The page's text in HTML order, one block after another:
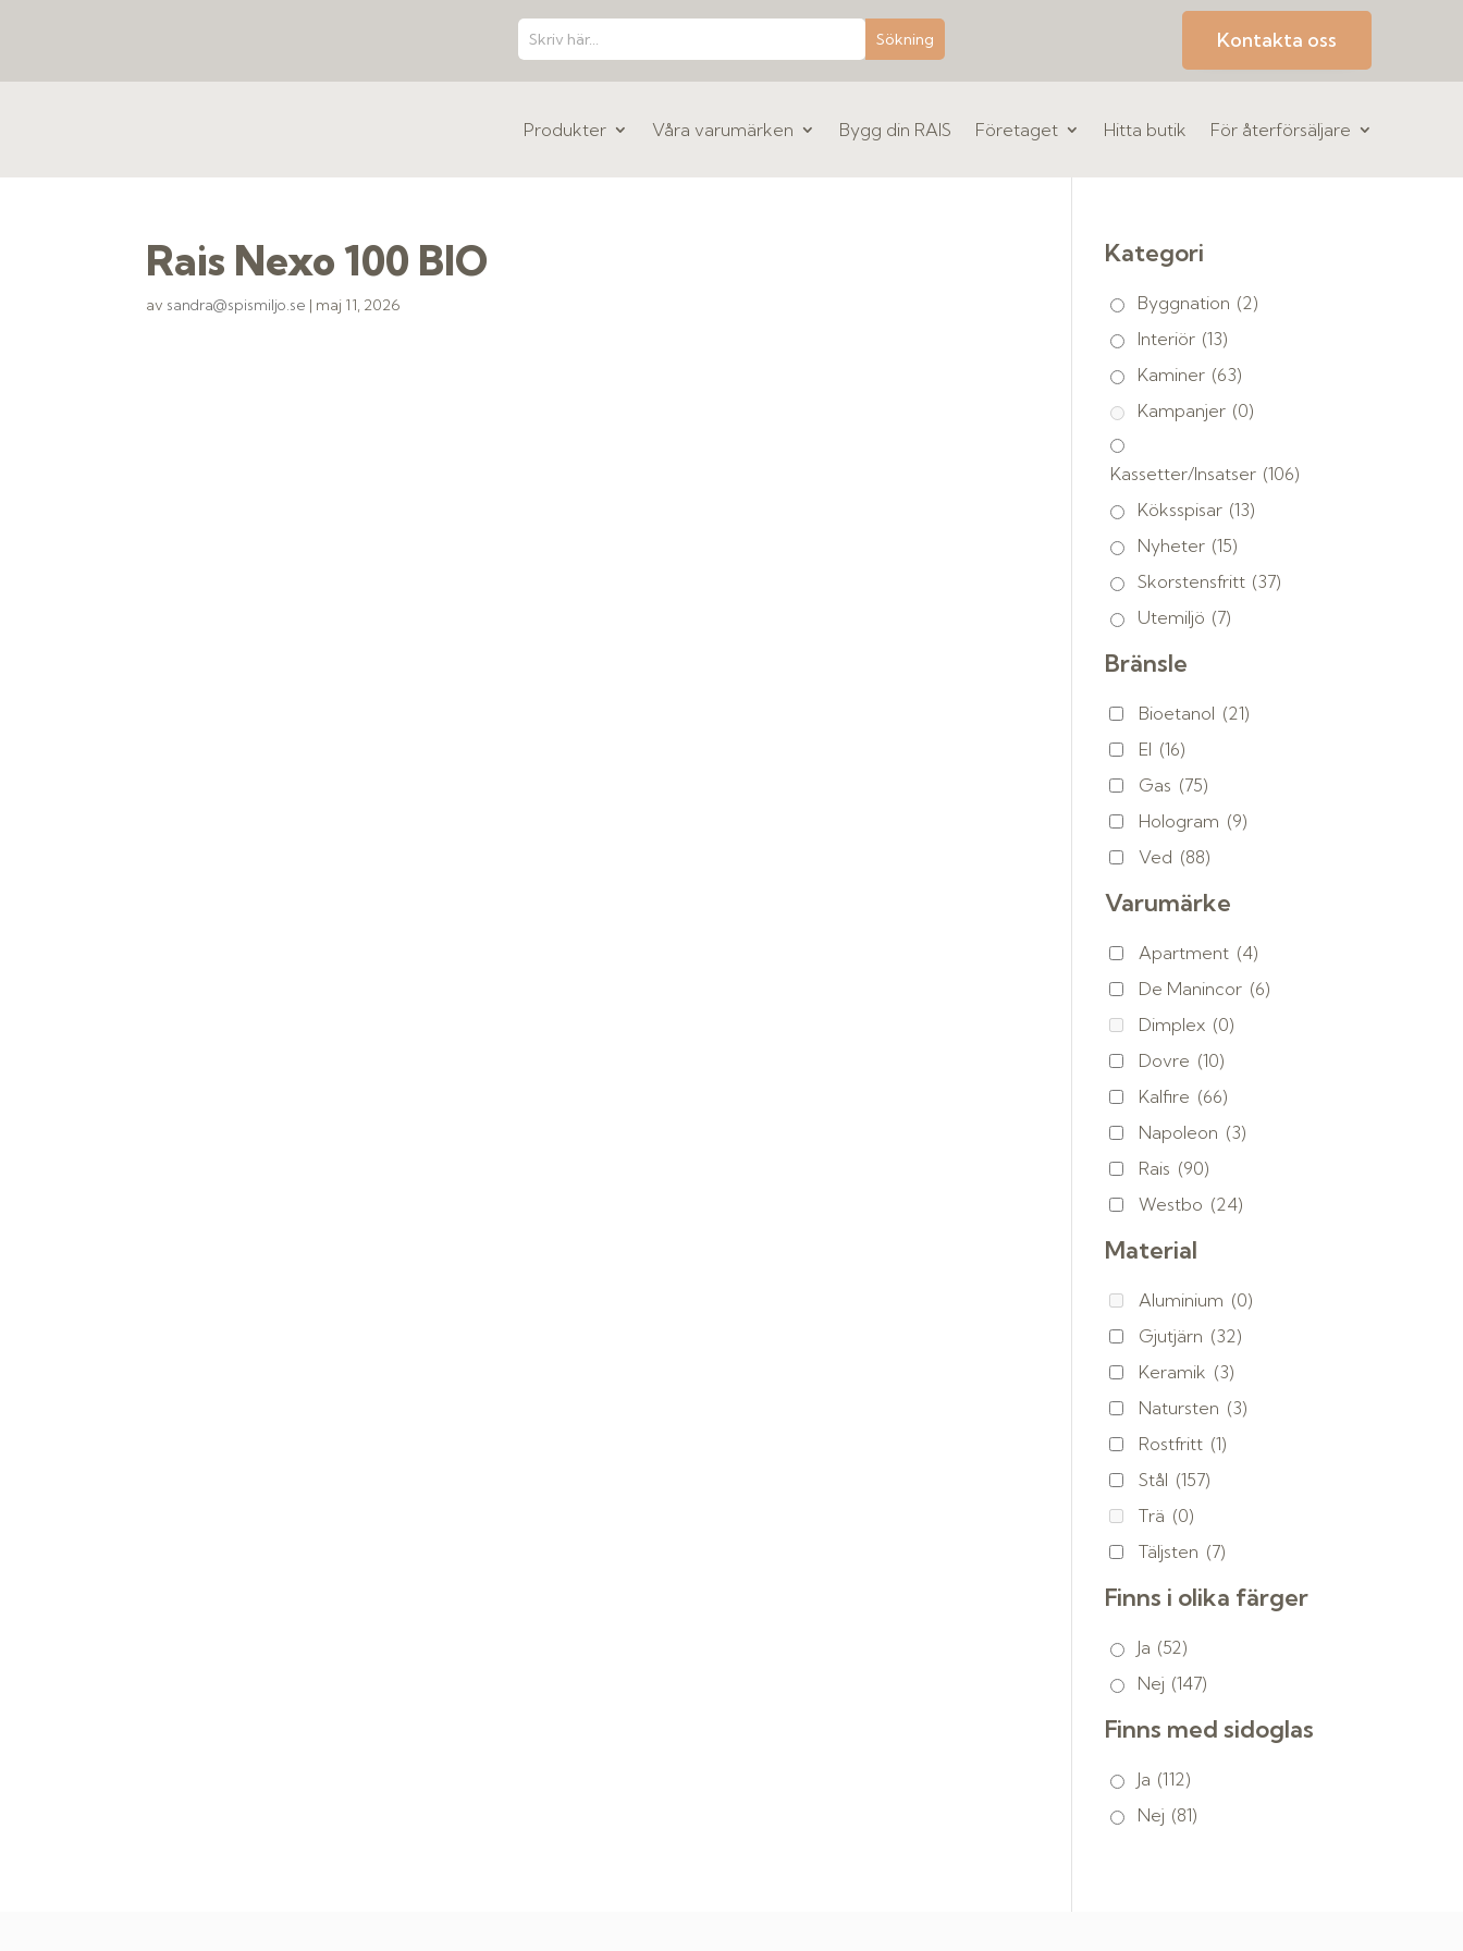
Kontakta oss
Produkter Våra varumärken Bygg din RAIS Företaget Hitta butik För återförsäljare
Rais Nexo 100 BIO
av sandra@spismiljo.se | maj 11, 2026
Kategori
Byggnation (2)
Interiör (13)
Kaminer (63)
Kampanjer (0)
Kassetter/Insatser (106)
Köksspisar (13)
Nyheter (15)
Skorstensfritt (37)
Utemiljö (7)
Bränsle
Bioetanol (21)
El (16)
Gas (75)
Hologram (9)
Ved (88)
Varumärke
Apartment (4)
De Manincor (6)
Dimplex (0)
Dovre (10)
Kalfire (66)
Napoleon (3)
Rais (90)
Westbo (24)
Material
Aluminium (0)
Gjutjärn (32)
Keramik (3)
Natursten (3)
Rostfritt (1)
Stål (157)
Trä (0)
Täljsten (7)
Finns i olika färger
Ja (52)
Nej (147)
Finns med sidoglas
Ja (112)
Nej (81)